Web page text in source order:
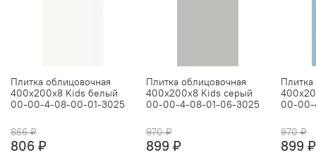
Плитка облицовочная
400х200х8 Kids белый
00-00-4-08-00-01-3025
866 ₽
806 ₽
Плитка облицовочная
400х200х8 Kids серый
00-00-4-08-01-06-3025
970 ₽
899 ₽
00-00-
970 ₽
899 ₽